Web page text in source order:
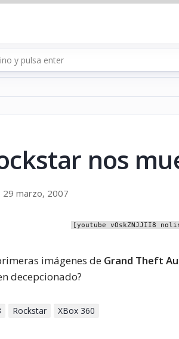
nos
29 marzo, 2007
[youtube vOskZNJJII8
imágenes de Grand Theft
decepcionado?
Rockstar XBox 360